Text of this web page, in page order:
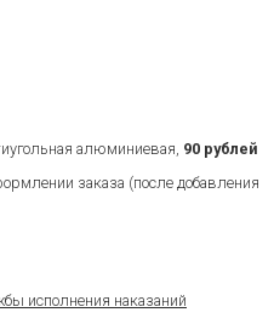
алюминиевая, 90 рублей
заказа (после добавления
исполнения наказаний